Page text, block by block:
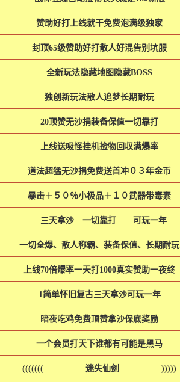
赞助好打上线就干免费泡满级独家
封顶65级赞助好打散人好混告别坑服
全新玩法隐藏地图隐藏BOSS
独创新玩法散人追梦长期耐玩
20顶赞无沙捐装备保值一切靠打
上线送吸怪挂机捡物回収满爆率
道法超猛无沙捐免费送首冲０３年金币
暴击＋５０％小极品＋１０武器带毒素
三天拿沙 一切靠打 可玩一年
一切全爆、散人称霸、装备保值、长期耐玩
上线70倍爆率一天打1000真实赞助一夜终
1简单怀旧复古三天拿沙可玩一年
暗夜吃鸡免费顶赞拿沙保底奖励
一个会员打天下谁都有可能是黑马
((((((( 迷失仙剑 )))))